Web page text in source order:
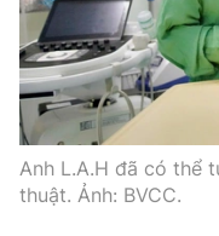
Anh L.A.H đã có thể
thuật. Ảnh: BVCC.